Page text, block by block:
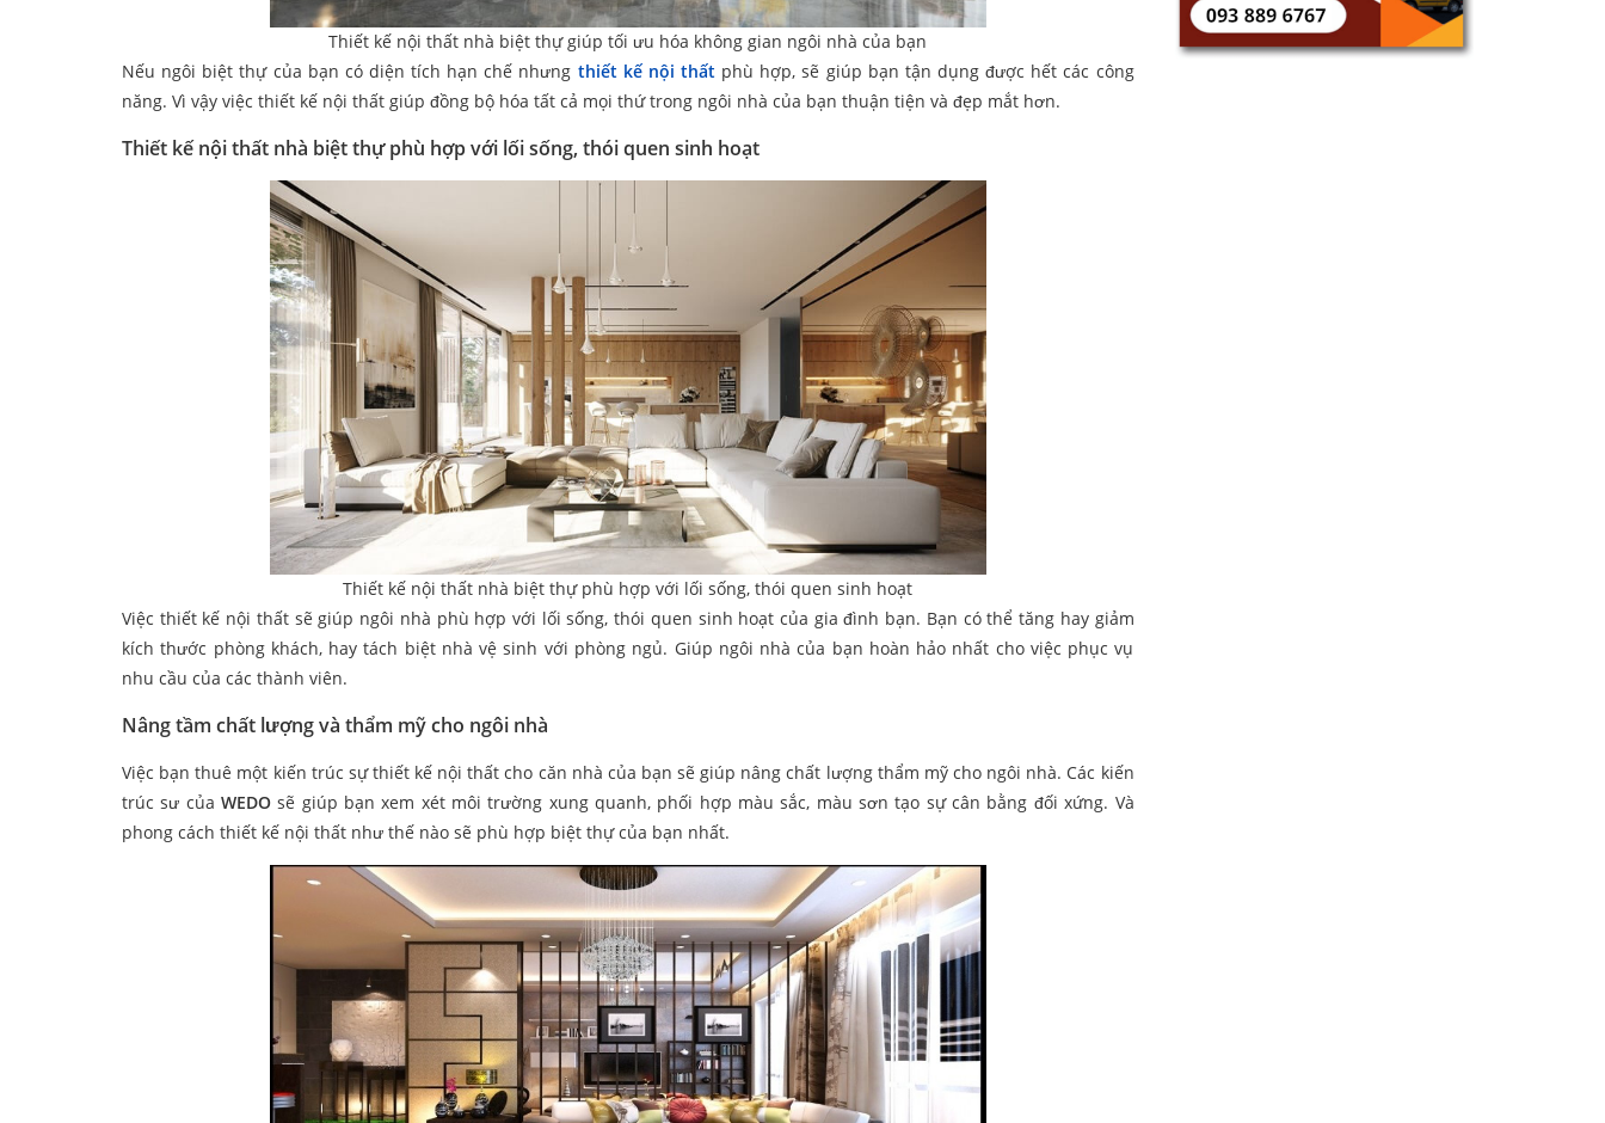
Thiết kế nội thất nhà biệt thự giúp tối ưu hóa không gian ngôi nhà của bạn
Nếu ngôi biệt thự của bạn có diện tích hạn chế nhưng thiết kế nội thất phù hợp, sẽ giúp bạn tận dụng được hết các công
năng. Vì vậy việc thiết kế nội thất giúp đồng bộ hóa tất cả mọi thứ trong ngôi nhà của bạn thuận tiện và đẹp mắt hơn.
Thiết kế nội thất nhà biệt thự phù hợp với lối sống, thói quen sinh hoạt
Thiết kế nội thất nhà biệt thự phù hợp với lối sống, thói quen sinh hoạt
Việc thiết kế nội thất sẽ giúp ngôi nhà phù hợp với lối sống, thói quen sinh hoạt của gia đình bạn. Bạn có thể tăng hay giảm
kích thước phòng khách, hay tách biệt nhà vệ sinh với phòng ngủ. Giúp ngôi nhà của bạn hoàn hảo nhất cho việc phục vụ
nhu cầu của các thành viên.
Nâng tầm chất lượng và thẩm mỹ cho ngôi nhà
Việc bạn thuê một kiến trúc sự thiết kế nội thất cho căn nhà của bạn sẽ giúp nâng chất lượng thẩm mỹ cho ngôi nhà. Các kiến
trúc sư củaWEDOsẽ giúp bạn xem xét môi trường xung quanh, phối hợp màu sắc, màu sơn tạo sự cân bằng đối xứng. Và
phong cách thiết kế nội thất như thế nào sẽ phù hợp biệt thự của bạn nhất.